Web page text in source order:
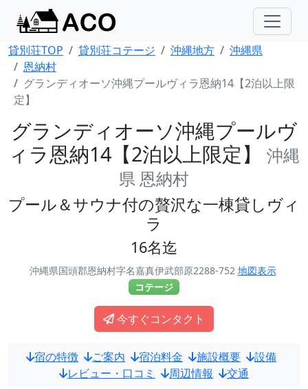
貸別荘TOP 貸別荘コテージ 沖縄地方
沖縄県
恩納村
グランディオーソ沖縄プールヴィラ恩納14【2泊以上限
定】
グランディオーソ沖縄プールヴ
ィラ恩納14【2泊以上限定】 沖縄
県 恩納村
プール＆サウナ付の贅沢な一棟貸しヴィ
ラ
16名迄
沖縄県国頭郡恩納村字名嘉真伊武部原2288-752 地図表示
コテージ
今すぐコンタクト
宿の特徴 ご案内 宿泊料金 施設概要
設備
レビュー・口コミ
周辺情報 交通